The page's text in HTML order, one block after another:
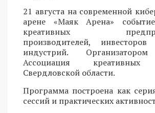
21 августа на современной
арене «Маяк Арена»
креативных
производителей,
индустрий.
Ассоциация креативных
Свердловской области.
Программа построена как
сессий и практических